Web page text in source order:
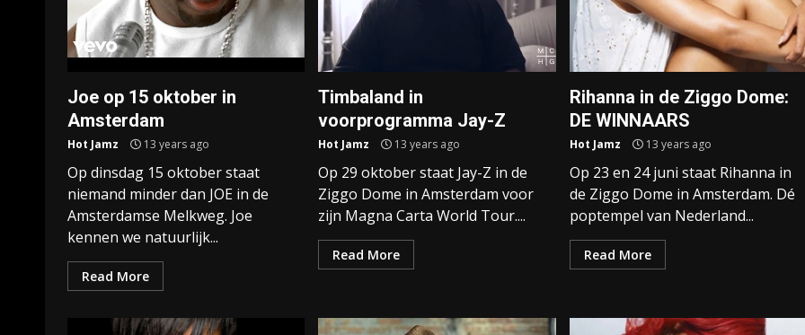
Joe op 15 oktober in
Amsterdam
Hot Jamz 13 years ago
Op dinsdag 15 oktober staat
niemand minder dan JOE in de
Amsterdamse Melkweg. Joe
kennen we natuurlijk...
Read More
Timbaland in
voorprogramma Jay-Z
Hot Jamz 13 years ago
Op 29 oktober staat Jay-Z in de
Ziggo Dome in Amsterdam voor
zijn Magna Carta World Tour....
Read More
Rihanna in de Ziggo Dome:
DE WINNAARS
Hot Jamz 13 years ago
Op 23 en 24 juni staat Rihanna in
de Ziggo Dome in Amsterdam. Dé
poptempel van Nederland...
Read More